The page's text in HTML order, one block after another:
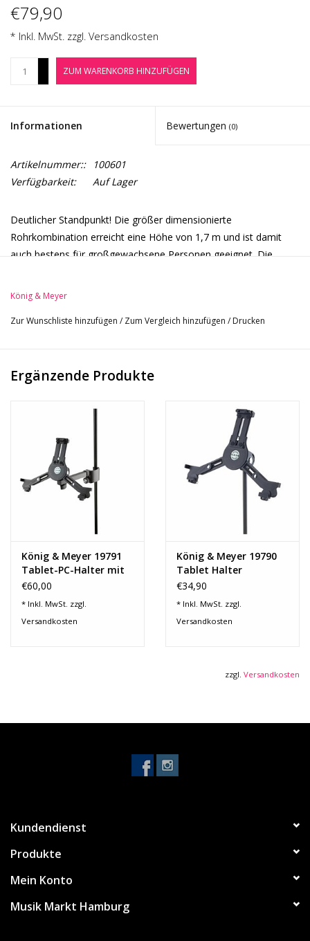
Noten-Zubehör
Jobbörse
€79,90
* Inkl. MwSt. zzgl. Versandkosten
ZUM WARENKORB HINZUFÜGEN
Informationen Bewertungen (0)
Artikelnummer::
100601
Verfügbarkeit:
Auf Lager
Deutlicher Standpunkt! Die größer dimensionierte
Rohrkombination erreicht eine Höhe von 1,7 m und ist damit
auch bestens für großgewachsene Personen geeignet. Die
verleiht dem Stativ eine außergewöhnliche Standfestigkeit bei
Das 6,2 kg schwere Stativ ist mit einem ausziehbaren
König & Meyer
Zur Wunschliste hinzufügen / Zum Vergleich hinzufügen / Drucken
Ergänzende Produkte
König & Meyer 19791
Tablet-PC-Halter mit
Klemmprisma
€60,00
* Inkl. MwSt. zzgl.
Versandkosten
König & Meyer 19790
Tablet Halter
€34,90
* Inkl. MwSt. zzgl.
Versandkosten
zzgl. Versandkosten
Kundendienst
Produkte
Mein Konto
Musik Markt Hamburg